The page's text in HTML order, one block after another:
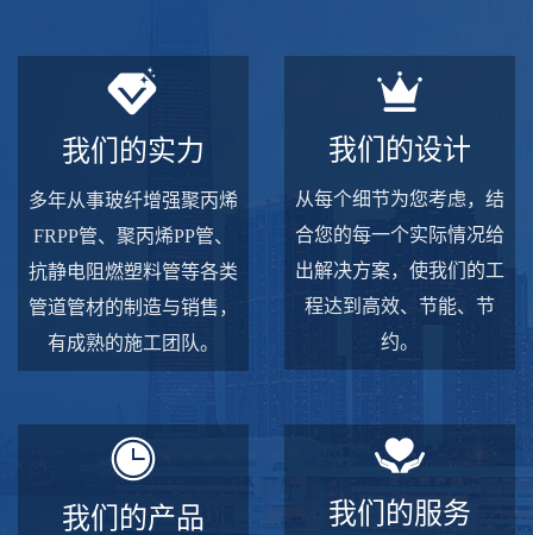
我们的实力
多年从事玻纤增强聚丙烯
FRPP管、聚丙烯PP管、
抗静电阻燃塑料管等各类
管道管材的制造与销售，
有成熟的施工团队。
我们的设计
从每个细节为您考虑，结
合您的每一个实际情况给
出解决方案，使我们的工
程达到高效、节能、节
约。
我们的产品 我们的服务